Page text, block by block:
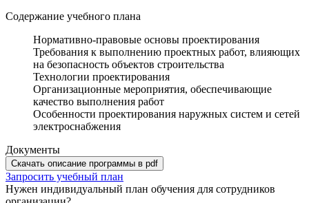
Содержание учебного плана
Нормативно-правовые основы проектирования
Требования к выполнению проектных работ, влияющих
на безопасность объектов строительства
Технологии проектирования
Организационные мероприятия, обеспечивающие
качество выполнения работ
Особенности проектирования наружных систем и сетей
электроснабжения
Документы
Скачать описание программы в pdf
Запросить учебный план
Нужен индивидуальный план обучения для сотрудников